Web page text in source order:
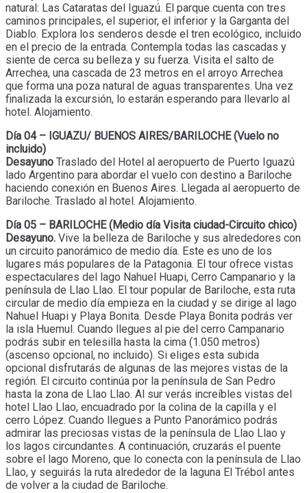
natural: Las Cataratas del Iguazú. El parque cuenta con tres
caminos principales, el superior, el inferior y la Garganta del
Diablo. Explora los senderos desde el tren ecológico, incluido
en el precio de la entrada. Contempla todas las cascadas y
siente de cerca su belleza y su fuerza. Visita el salto de
Arrechea, una cascada de 23 metros en el arroyo Arrechea
que forma una poza natural de aguas transparentes. Una vez
finalizada la excursión, lo estarán esperando para llevarlo al
hotel. Alojamiento.
Día 04 – IGUAZU/ BUENOS AIRES/BARILOCHE (Vuelo no
incluido)
Desayuno Traslado del Hotel al aeropuerto de Puerto Iguazú
lado Argentino para abordar el vuelo con destino a Bariloche
haciendo conexión en Buenos Aires. Llegada al aeropuerto de
Bariloche. Traslado al hotel. Alojamiento.
Día 05 – BARILOCHE (Medio día Visita ciudad-Circuito chico)
Desayuno. Vive la belleza de Bariloche y sus alrededores con
un circuito panorámico de medio día. Este es uno de los
lugares más populares de la Patagonia. El tour ofrece vistas
espectaculares del lago Nahuel Huapi, Cerro Campanario y la
península de Llao Llao. El tour popular de Bariloche, esta ruta
circular de medio día empieza en la ciudad y se dirige al lago
Nahuel Huapi y Playa Bonita. Desde Playa Bonita podrás ver
la isla Huemul. Cuando llegues al pie del cerro Campanario
podrás subir en telesilla hasta la cima (1.050 metros)
(ascenso opcional, no incluido). Si eliges esta subida
opcional disfrutarás de algunas de las mejores vistas de la
región. El circuito continúa por la península de San Pedro
hasta la zona de Llao Llao. Al sur verás increíbles vistas del
hotel Llao Llao, encuadrado por la colina de la capilla y el
cerro López. Cuando llegues a Punto Panorámico podrás
admirar las preciosas vistas de la península de Llao Llao y
los lagos circundantes. A continuación, cruzarás el puente
sobre el lago Moreno, que lo conecta con la península de Llao
Llao, y seguirás la ruta alrededor de la laguna El Trébol antes
de volver a la ciudad de Bariloche.